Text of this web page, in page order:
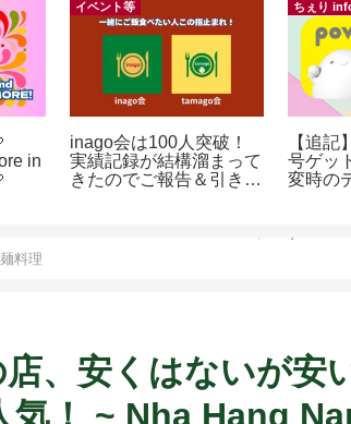
in
イベント等
inago会は100人突破！
実績記録が結構溜まって
きたのでご報告＆引き続
【追記
号ゲッ
変時の
料理
、安くはないが安
気！ ~ Nha Hang